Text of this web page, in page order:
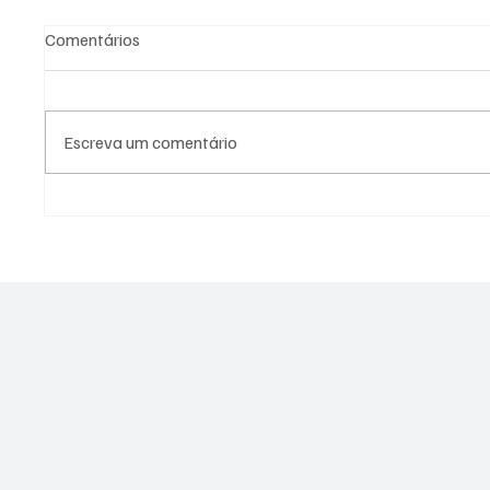
Comentários
Escreva um comentário